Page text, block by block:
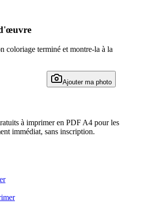
coloriage terminé et montre-la à la
Ajouter ma photo
à imprimer en PDF A4 pour les
immédiat, sans inscription.